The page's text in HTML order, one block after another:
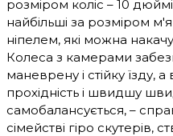
розміром коліс – 10
найбільші за розміром
ніпелем, які можна
Колеса з камерами
маневрену і стійку їзду,
прохідність і швидшу
самобалансується, –
сімействі гіро скутерів,